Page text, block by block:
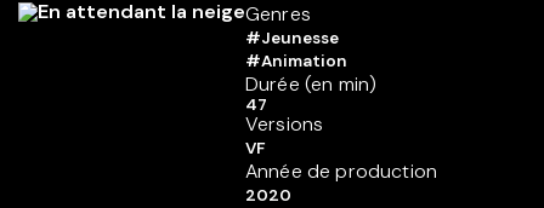
Genres
#Jeunesse
#Animation
Durée (en min)
47
Versions
VF
Année de production
2020